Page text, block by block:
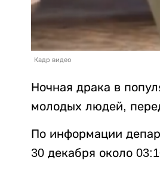
Кадр видео
Ночная драка в
молодых людей,
По информации
30 декабря около